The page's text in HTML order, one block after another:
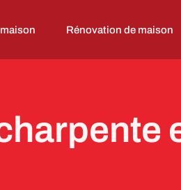
Rénovation de maison